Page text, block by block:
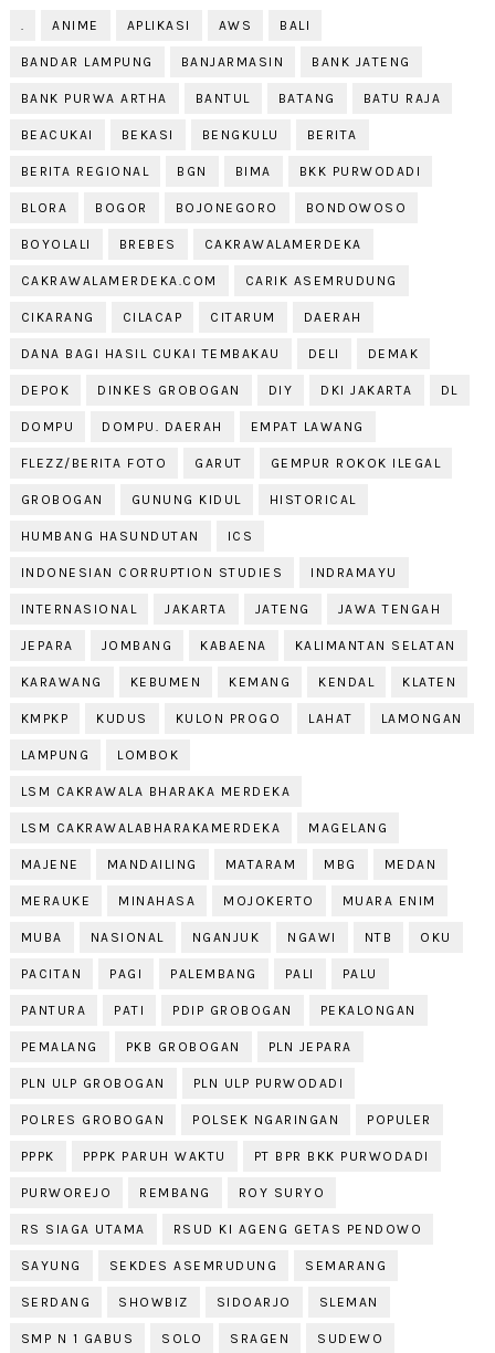
. ANIME APLIKASI AWS BALI
BANDAR LAMPUNG BANJARMASIN BANK JATENG
BANK PURWA ARTHA BANTUL BATANG BATU RAJA
BEACUKAI BEKASI BENGKULU BERITA
BERITA REGIONAL BGN BIMA BKK PURWODADI
BLORA BOGOR BOJONEGORO BONDOWOSO
BOYOLALI BREBES CAKRAWALAMERDEKA
CAKRAWALAMERDEKA.COM CARIK ASEMRUDUNG
CIKARANG CILACAP CITARUM DAERAH
DANA BAGI HASIL CUKAI TEMBAKAU DELI DEMAK
DEPOK DINKES GROBOGAN DIY DKI JAKARTA DL
DOMPU DOMPU. DAERAH EMPAT LAWANG
FLEZZ/BERITA FOTO GARUT GEMPUR ROKOK ILEGAL
GROBOGAN GUNUNG KIDUL HISTORICAL
HUMBANG HASUNDUTAN ICS
INDONESIAN CORRUPTION STUDIES INDRAMAYU
INTERNASIONAL JAKARTA JATENG JAWA TENGAH
JEPARA JOMBANG KABAENA KALIMANTAN SELATAN
KARAWANG KEBUMEN KEMANG KENDAL KLATEN
KMPKP KUDUS KULON PROGO LAHAT LAMONGAN
LAMPUNG LOMBOK
LSM CAKRAWALA BHARAKA MERDEKA
LSM CAKRAWALABHARAKAMERDEKA MAGELANG
MAJENE MANDAILING MATARAM MBG MEDAN
MERAUKE MINAHASA MOJOKERTO MUARA ENIM
MUBA NASIONAL NGANJUK NGAWI NTB OKU
PACITAN PAGI PALEMBANG PALI PALU
PANTURA PATI PDIP GROBOGAN PEKALONGAN
PEMALANG PKB GROBOGAN PLN JEPARA
PLN ULP GROBOGAN PLN ULP PURWODADI
POLRES GROBOGAN POLSEK NGARINGAN POPULER
PPPK PPPK PARUH WAKTU PT BPR BKK PURWODADI
PURWOREJO REMBANG ROY SURYO
RS SIAGA UTAMA RSUD KI AGENG GETAS PENDOWO
SAYUNG SEKDES ASEMRUDUNG SEMARANG
SERDANG SHOWBIZ SIDOARJO SLEMAN
SMP N 1 GABUS SOLO SRAGEN SUDEWO